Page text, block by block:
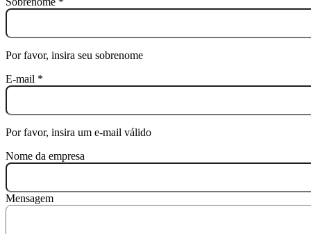
Por favor, insira seu sobrenome
E-mail *
Por favor, insira um e-mail válido
Nome da empresa
Mensagem